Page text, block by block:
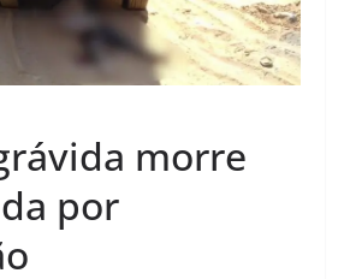
morre
por